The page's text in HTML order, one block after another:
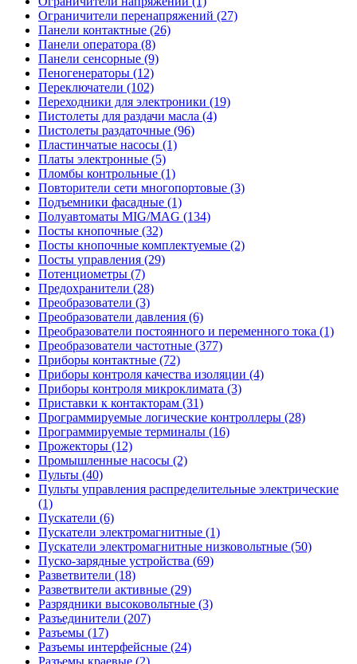
Ограничители перенапряжений (27)
Панели контактные (26)
Панели оператора (8)
Панели сенсорные (9)
Пеногенераторы (12)
Переключатели (102)
Переходники для электроники (19)
Пистолеты для раздачи масла (4)
Пистолеты раздаточные (96)
Пластинчатые насосы (1)
Платы электронные (5)
Пломбы контрольные (1)
Повторители сети многопортовые (3)
Подъемники фасадные (1)
Полуавтоматы MIG/MAG (134)
Посты кнопочные (32)
Посты кнопочные комплектуемые (2)
Посты управления (29)
Потенциометры (7)
Предохранители (28)
Преобразователи (3)
Преобразователи давления (6)
Преобразователи постоянного и переменного тока (1)
Преобразователи частотные (377)
Приборы контактные (72)
Приборы контроля качества изоляции (4)
Приборы контроля микроклимата (3)
Приставки к контакторам (31)
Программируемые логические контроллеры (28)
Программируемые терминалы (16)
Прожекторы (12)
Промышленные насосы (2)
Пульты (40)
Пульты управления распределительные электрические
(1)
Пускатели (6)
Пускатели электромагнитные (1)
Пускатели электромагнитные низковольтные (50)
Пуско-зарядные устройства (69)
Разветвители (18)
Разветвители активные (29)
Разрядники высоковольтные (3)
Разъединители (207)
Разъемы (17)
Разъемы интерфейсные (24)
Разъемы краевые (2)